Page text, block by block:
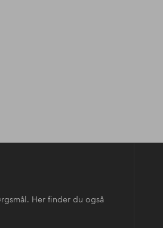
Her finder du også